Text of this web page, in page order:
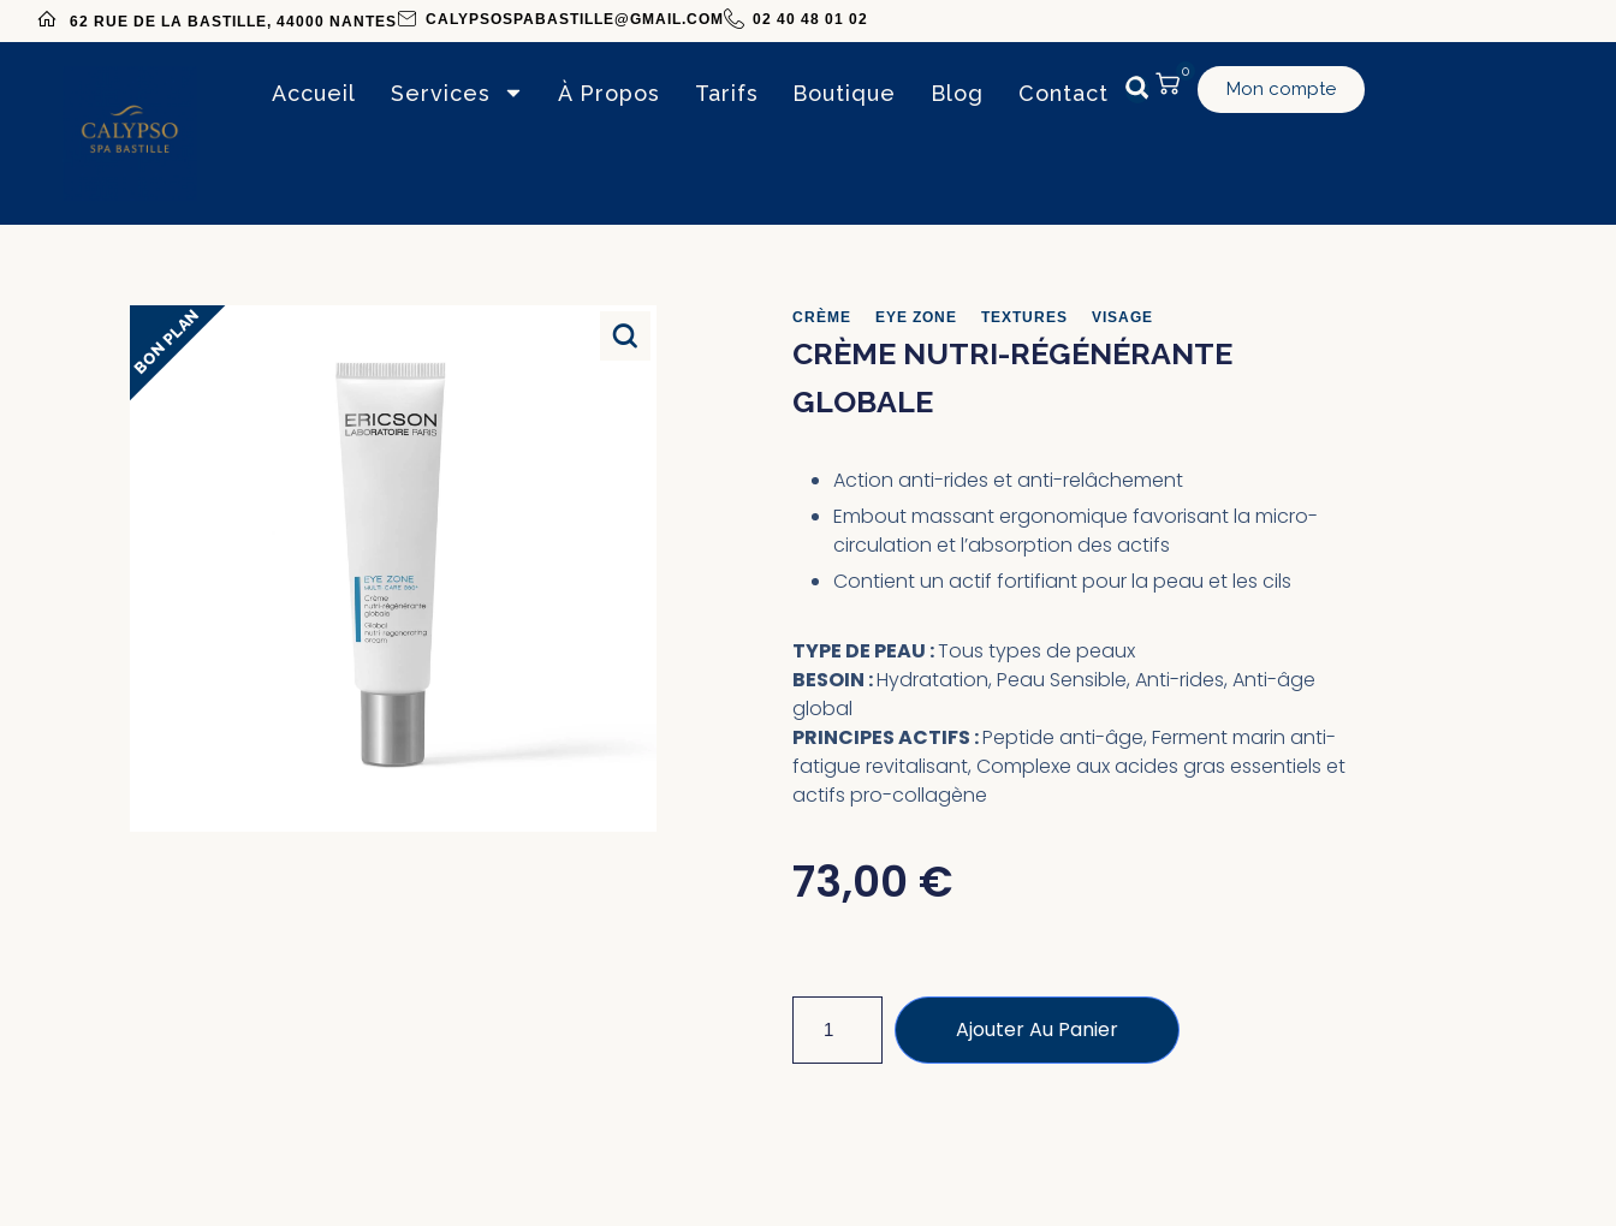
62 RUE DE LA BASTILLE, 44000 NANTES CALYPSOSPABASTILLE@GMAIL.COM 02 40 48 01 02
Accueil Services À Propos Tarifs Boutique Blog Contact
0
Mon compte
CRÈME EYE ZONE TEXTURES VISAGE
CRÈME NUTRI-RÉGÉNÉRANTE
GLOBALE
Action anti-rides et anti-relâchement
Embout massant ergonomique favorisant la micro-
circulation et l’absorption des actifs
Contient un actif fortifiant pour la peau et les cils
TYPE DE PEAU :Tous types de peaux
BESOIN :Hydratation, Peau Sensible, Anti-rides, Anti-âge
global
PRINCIPES ACTIFS :Peptide anti-âge, Ferment marin anti-
fatigue revitalisant, Complexe aux acides gras essentiels et
actifs pro-collagène
73,00 €
Ajouter Au Panier
BON PLAN